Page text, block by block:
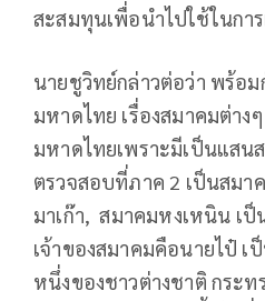
สะสมทุนเพื่อนำไปใช้ในการ
นายชูวิทย์กล่าวต่อว่า พร้อ
มหาดไทย เรื่องสมาคมต่าง
มหาดไทยเพราะมีเป็นแสน
ตรวจสอบที่ภาค 2 เป็นสมา
มาเก๊า, สมาคมหงเหนิน เป็
เจ้าของสมาคมคือนายไป๋
หนึ่งของชาวต่างชาติ กระท